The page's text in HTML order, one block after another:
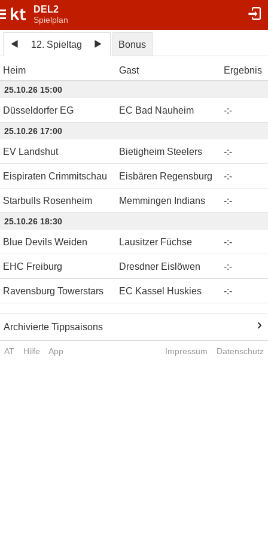
DEL2
Spielplan
12. Spieltag Bonus
Heim Gast Ergebnis
25.10.26 15:00
Düsseldorfer EG EC Bad Nauheim -:-
25.10.26 17:00
EV Landshut Bietigheim Steelers -:-
Eispiraten Crimmitschau Eisbären Regensburg -:-
Starbulls Rosenheim Memmingen Indians -:-
25.10.26 18:30
Blue Devils Weiden Lausitzer Füchse -:-
EHC Freiburg Dresdner Eislöwen -:-
Ravensburg Towerstars EC Kassel Huskies -:-
Archivierte Tippsaisons
AT Hilfe App Impressum Datenschutz